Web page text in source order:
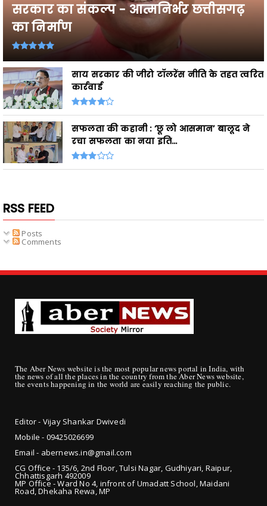
सरकार का संकल्प - आत्मनिर्भर छत्तीसगढ़
का निर्माण
साय सरकार की जीरो टॉलरेंस नीति के तहत त्वरित
कार्रवाई
सफलता की कहानी : ‘छू लो आसमान’ बालूद ने
रचा सफलता का नया इति...
RSS FEED
Posts
Comments
The Aber News website is the most popular news portal in India, with
the news of all the places in the country from the Aber News website,
the events happening in the world are easily reaching the public.
Editor - Vijay Shankar Dwivedi
Mobile - 09425026699
Email - abernews.in@gmail.com
CG Office - 135/6, 2nd Floor, Tulsi Nagar, Gudhiyari, Raipur,
Chhattisgarh 492009
MP Office - Ward No 4, infront of Umadatt School, Maidani
Road, Dhekaha Rewa, MP